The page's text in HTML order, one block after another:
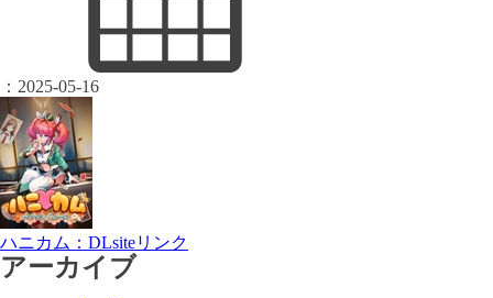
： 2025-05-16
ハニカム：DLsiteリンク
アーカイブ